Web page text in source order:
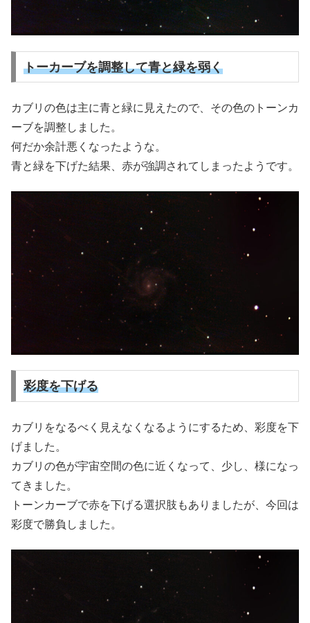
トーカーブを調整して青と緑を弱く
カブリの色は主に青と緑に見えたので、その色のトーンカ
ーブを調整しました。
何だか余計悪くなったような。
青と緑を下げた結果、赤が強調されてしまったようです。
彩度を下げる
カブリをなるべく見えなくなるようにするため、彩度を下
げました。
カブリの色が宇宙空間の色に近くなって、少し、様になっ
てきました。
トーンカーブで赤を下げる選択肢もありましたが、今回は
彩度で勝負しました。